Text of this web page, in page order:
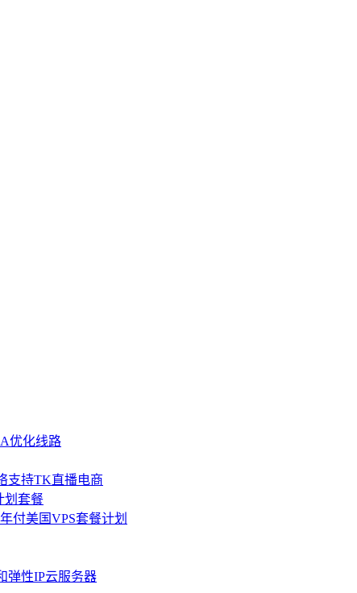
优化线路
支持TK直播电商
划套餐
付美国VPS套餐计划
弹性IP云服务器